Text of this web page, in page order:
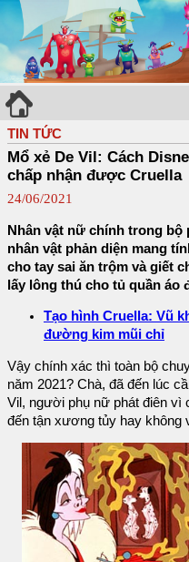
TIN TỨC
Mổ xẻ De Vil: Cách
chấp nhận được Cruella
24/06/2021
Nhân vật nữ chính trong bộ
nhân vật phản diện mang
cho tay sai ăn trộm và giết
lấy lông thú cho tủ quần áo
Tạo hình Cruella: Vũ
đường kim mũi chỉ
Vậy chính xác thì toàn bộ
năm 2021? Chà, đã đến lúc
Vil, người phụ nữ phát điên
đến tận xương tủy hay không